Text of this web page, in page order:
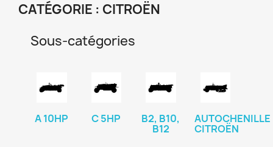
CATÉGORIE : CITROËN
Sous-catégories
A 10HP C 5HP B2, B10,
B12
AUTOCHENILLE
CITROËN